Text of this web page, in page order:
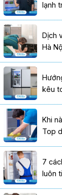
lạnh
Dịch
Hà
kêu
Khi
Top
7
luôn